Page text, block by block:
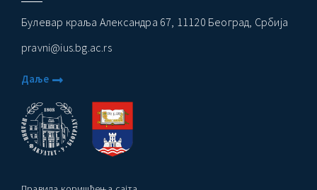
Булевар краља Александра 67, 11120 Београд, Србија
pravni@ius.bg.ac.rs
Даље